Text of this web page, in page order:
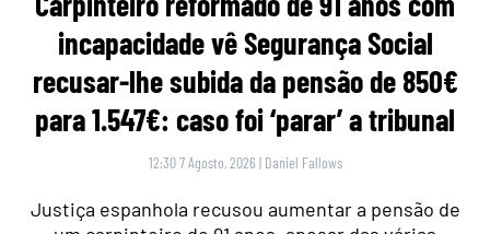
incapacidade vê Segurança Social
recusar-lhe subida da pensão de 850€
para 1.547€: caso foi ‘parar’ a tribunal
12:30 7 Agosto, 2026 | Daniel Fallows
Justiça espanhola recusou aumentar a pensão de